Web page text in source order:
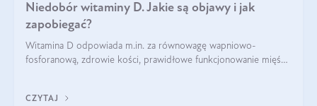
Niedobór witaminy D. Jakie są objawy i jak
zapobiegać?
Witamina D odpowiada m.in. za równowagę wapniowo-
fosforanową, zdrowie kości, prawidłowe funkcjonowanie mięśni
problemem.
CZYTAJ